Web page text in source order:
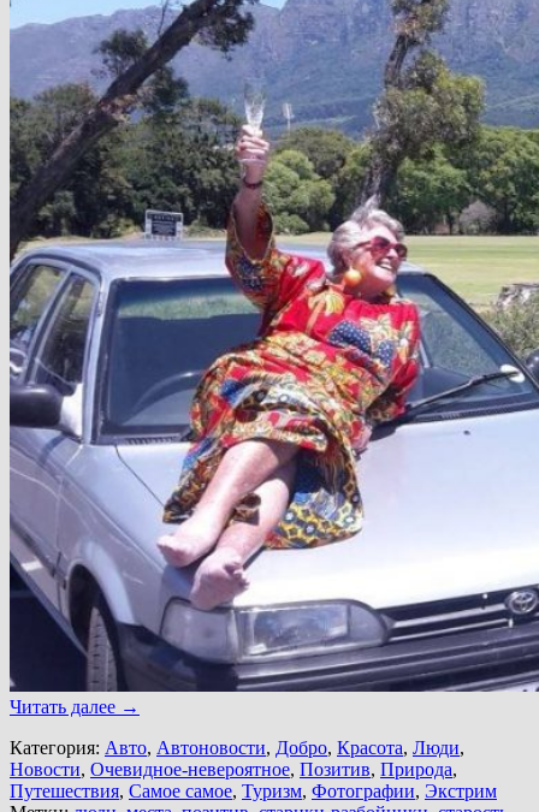
Читать далее →
Категория: Авто, Автоновости, Добро, Красота, Люди,
Новости, Очевидное-невероятное, Позитив, Природа,
Путешествия, Самое самое, Туризм, Фотографии, Экстрим